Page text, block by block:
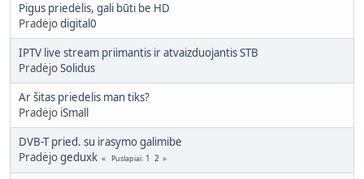
Pigus priedėlis, gali būti be HD
Pradėjodigital0
IPTV live stream priimantis ir atvaizduojantis STB
PradėjoSolidus
Ar šitas priedelis man tiks?
Pradėjo iSmall
DVB-T pried. su irasymo galimibe
Pradėjogeduxk Puslapiai 1 2